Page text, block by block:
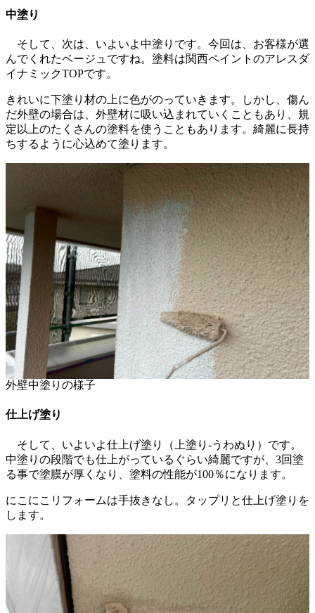
中塗り
そして、次は、いよいよ中塗りです。今回は、お客様が選
んでくれたベージュですね。塗料は関西ペイントのアレスダ
イナミックTOPです。
きれいに下塗り材の上に色がのっていきます。しかし、傷ん
だ外壁の場合は、外壁材に吸い込まれていくこともあり、規
定以上のたくさんの塗料を使うこともあります。綺麗に長持
ちするように心込めて塗ります。
外壁中塗りの様子
仕上げ塗り
そして、いよいよ仕上げ塗り（上塗り-うわぬり）です。
中塗りの段階でも仕上がっているぐらい綺麗ですが、3回塗
る事で塗膜が厚くなり、塗料の性能が100％になります。
にこにこリフォームは手抜きなし。タップリと仕上げ塗りを
します。